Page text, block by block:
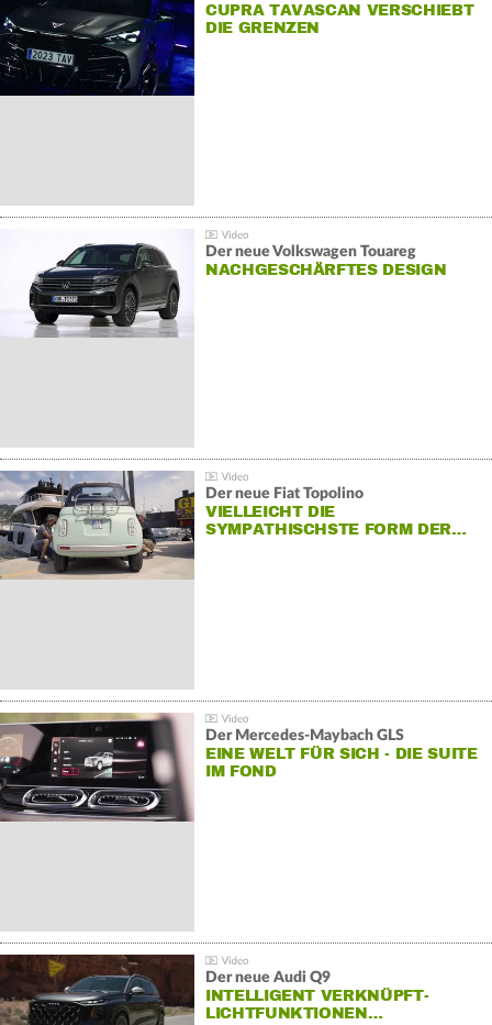
CUPRA TAVASCAN VERSCHIEBT
DIE GRENZEN
Der neue Volkswagen Touareg
NACHGESCHÄRFTES DESIGN
Der neue Fiat Topolino
VIELLEICHT DIE
SYMPATHISCHSTE FORM DER…
Der Mercedes‑Maybach GLS
EINE WELT FÜR SICH - DIE SUITE
IM FOND
Der neue Audi Q9
INTELLIGENT VERKNÜPFT-
LICHTFUNKTIONEN…